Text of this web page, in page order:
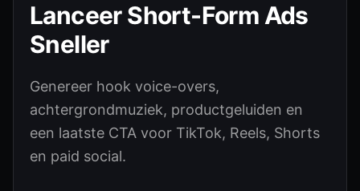
Lanceer Short-Form Ads
Sneller
Genereer hook voice-overs,
achtergrondmuziek, productgeluiden en
een laatste CTA voor TikTok, Reels, Shorts
en paid social.